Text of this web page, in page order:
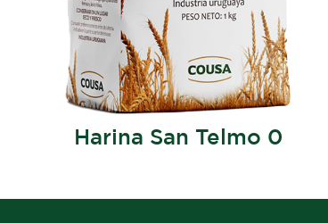
Harina San Telmo 0